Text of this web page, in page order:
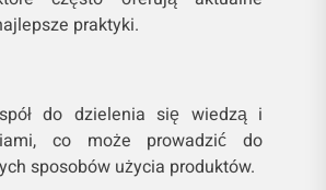
praktyki.
do dzielenia się wiedzą i
co może prowadzić do
sposobów użycia produktów.